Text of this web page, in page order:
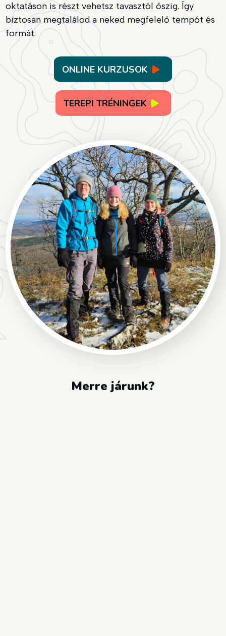
oktatáson is részt vehetsz tavasztól őszig. Így
biztosan megtalálod a neked megfelelő tempót és
formát.
ONLINE KURZUSOK
TEREPI TRÉNINGEK
Merre járunk?